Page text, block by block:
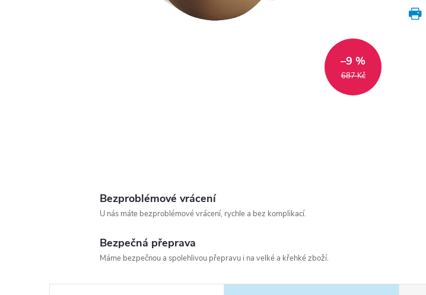
687 Kč
–9 %
Bezproblémové vrácení
U nás máte bezproblémové vrácení, rychle a bez komplikací.
Bezpečná přeprava
Máme bezpečnou a spolehlivou přepravu i na velké a křehké zboží.